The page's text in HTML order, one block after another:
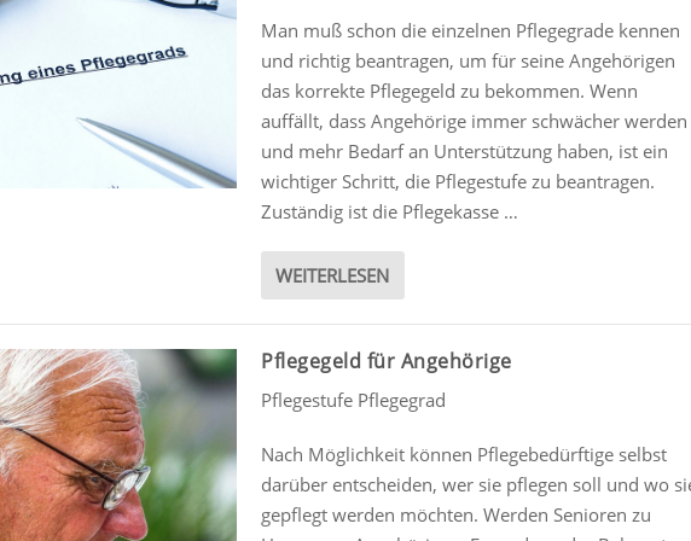
Man muß schon die einzelnen Pflegegrade kennen
und richtig beantragen, um für seine Angehörigen
das korrekte Pflegegeld zu bekommen. Wenn
auffällt, dass Angehörige immer schwächer werden
und mehr Bedarf an Unterstützung haben, ist ein
wichtiger Schritt, die Pflegestufe zu beantragen.
Zuständig ist die Pflegekasse …
WEITERLESEN
Pflegegeld für Angehörige
Pflegestufe Pflegegrad
Nach Möglichkeit können Pflegebedürftige selbst
darüber entscheiden, wer sie pflegen soll und wo
gepflegt werden möchten. Werden Senioren zu